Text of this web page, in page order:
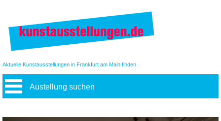
Aktuelle Kunstausstellungen in Frankfurt am Main finden
Austellung suchen